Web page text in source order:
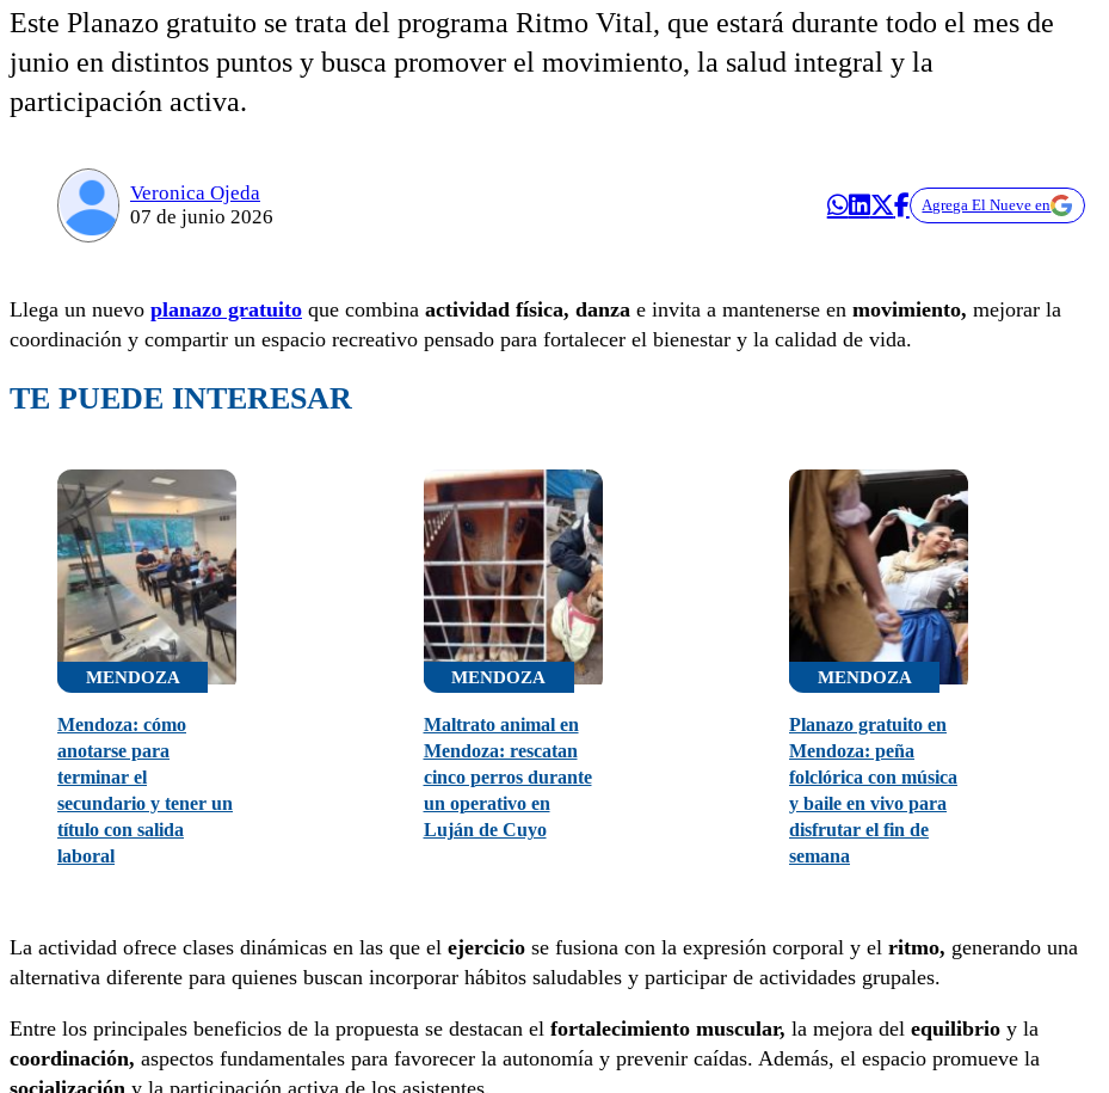
Este Planazo gratuito se trata del programa Ritmo Vital, que estará durante todo el mes de
junio en distintos puntos y busca promover el movimiento, la salud integral y la
participación activa.
Veronica Ojeda
07 de junio 2026
Agrega El Nueve en
Llega un nuevo planazo gratuito que combina actividad física, danza e invita a mantenerse en movimiento, mejorar la
coordinación y compartir un espacio recreativo pensado para fortalecer el bienestar y la calidad de vida.
TE PUEDE INTERESAR
MENDOZA
Mendoza: cómo
anotarse para
terminar el
secundario y tener un
título con salida
laboral
MENDOZA
Maltrato animal en
Mendoza: rescatan
cinco perros durante
un operativo en
Luján de Cuyo
MENDOZA
Planazo gratuito en
Mendoza: peña
folclórica con música
y baile en vivo para
disfrutar el fin de
semana
La actividad ofrece clases dinámicas en las que el ejercicio se fusiona con la expresión corporal y el ritmo, generando una
alternativa diferente para quienes buscan incorporar hábitos saludables y participar de actividades grupales.
Entre los principales beneficios de la propuesta se destacan el fortalecimiento muscular, la mejora del equilibrio y la
coordinación, aspectos fundamentales para favorecer la autonomía y prevenir caídas. Además, el espacio promueve la